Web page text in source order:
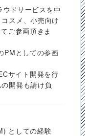
ドサービスを中
スメ、小売向け
ご参画頂きま
PMとしての参画
サイト開発を行
開発も請け負
としての経験